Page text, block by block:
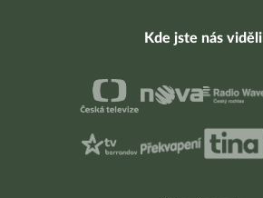
Kde jste nás viděli